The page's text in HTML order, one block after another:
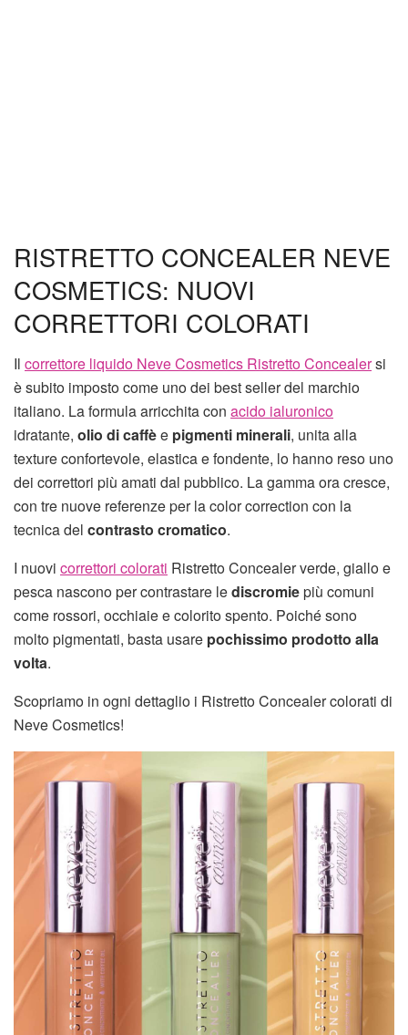
RISTRETTO CONCEALER NEVE
COSMETICS: NUOVI
CORRETTORI COLORATI
Il correttore liquido Neve Cosmetics Ristretto Concealersi
è subito imposto come uno dei best seller del marchio
italiano. La formula arricchita con acido ialuronico
idratante, olio di caffèe pigmenti minerali, unita alla
texture confortevole, elastica e fondente, lo hanno reso uno
dei correttori più amati dal pubblico. La gamma ora cresce,
con tre nuove referenze per la color correction con la
tecnica del contrasto cromatico.
I nuovi correttori colorati Ristretto Concealer verde, giallo e
pesca nascono per contrastare lediscromiepiù comuni
come rossori, occhiaie e colorito spento. Poiché sono
molto pigmentati, basta usare pochissimo prodotto alla
volta.
Scopriamo in ogni dettaglio i Ristretto Concealer colorati di
Neve Cosmetics!